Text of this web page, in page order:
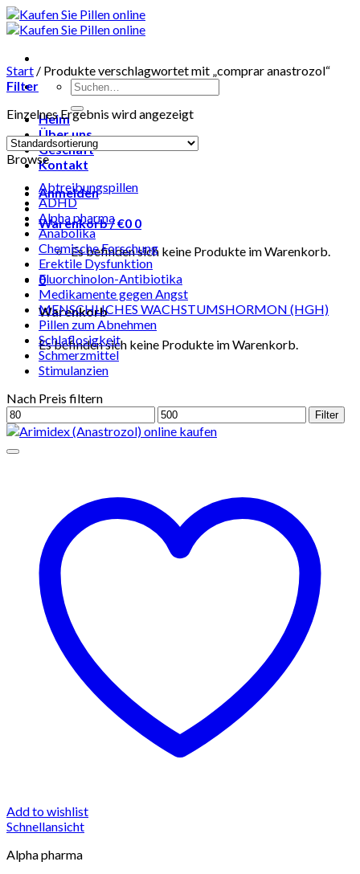
Skip
to
Suchen
nach:
Heim
Über uns
Geschäft
Kontakt
Anmelden
Warenkorb /€0 0
Es befinden sich keine Produkte im Warenkorb.
0
Warenkorb
Es befinden sich keine Produkte im Warenkorb.
Start / Produkte verschlagwortet mit „comprar anastrozol“
Filter
Einzelnes Ergebnis wird angezeigt
Browse
Abtreibungspillen
ADHD
Alpha pharma
Anabolika
Chemische Forschung
Erektile Dysfunktion
Fluorchinolon-Antibiotika
Medikamente gegen Angst
MENSCHLICHES WACHSTUMSHORMON (HGH)
Pillen zum Abnehmen
Schlaflosigkeit
Schmerzmittel
Stimulanzien
Nach Preis filtern
Min.
Preis
Max.
Preis
Filter
Add to wishlist
Schnellansicht
Alpha pharma